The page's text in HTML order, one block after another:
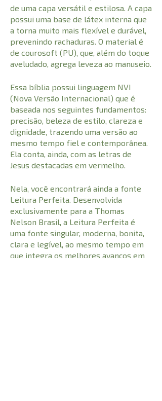
de uma capa versátil e estilosa. A capa
possui uma base de látex interna que
a torna muito mais flexível e durável,
prevenindo rachaduras. O material é
de courosoft (PU), que, além do toque
aveludado, agrega leveza ao manuseio.
Essa bíblia possui linguagem NVI
(Nova Versão Internacional) que é
baseada nos seguintes fundamentos:
precisão, beleza de estilo, clareza e
dignidade, trazendo uma versão ao
mesmo tempo fiel e contemporânea.
Ela conta, ainda, com as letras de
Jesus destacadas em vermelho.
Nela, você encontrará ainda a fonte
Leitura Perfeita. Desenvolvida
exclusivamente para a Thomas
Nelson Brasil, a Leitura Perfeita é
uma fonte singular, moderna, bonita,
clara e legível, ao mesmo tempo em
que integra os melhores avanços em